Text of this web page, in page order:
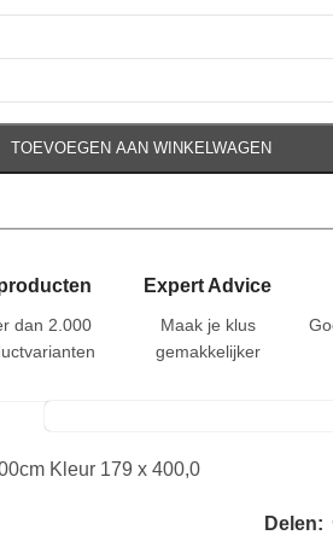
TOEVOEGEN AAN WINKELWAGEN
dan 2.000
Expert Advice
Maak je klus
gemakkelijker
Kleur 179 x 400,0
Delen: